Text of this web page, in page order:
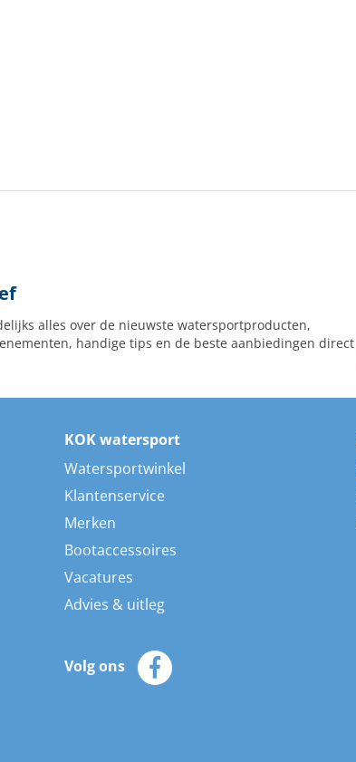
alles over de nieuwste watersportproducten,
handige tips en de beste aanbiedingen direct
KOK watersport
Watersportwinkel
Klantenservice
Merken
Bootaccessoires
Vacatures
Advies & uitleg
Volg ons